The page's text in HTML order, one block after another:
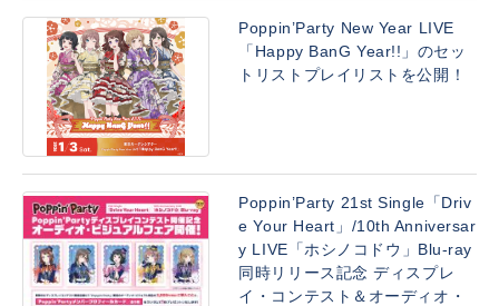
Poppin’Party New Year LIVE
「Happy BanG Year!!」のセッ
トリストプレイリストを公開！
Poppin’Party 21st Single「Driv
e Your Heart」/10th Anniversar
y LIVE「ホシノコドウ」Blu-ray
同時リリース記念 ディスプレ
イ・コンテスト＆オーディオ・